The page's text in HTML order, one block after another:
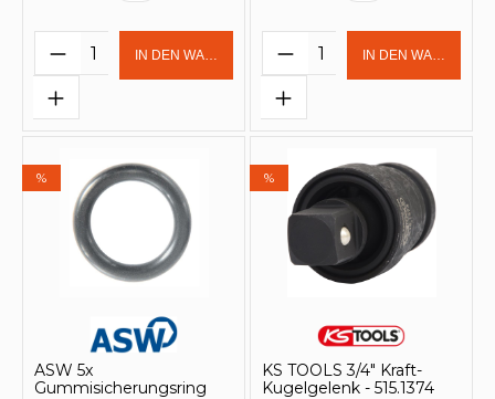
Produkt Anzahl: Gib den
IN DEN WARENKORB Produkt Anzahl:
IN DEN
%
ASW 5x
Gummisicherungsring
%
KS TOOLS 3/4" Kraft-
Kugelgelenk - 515.1374